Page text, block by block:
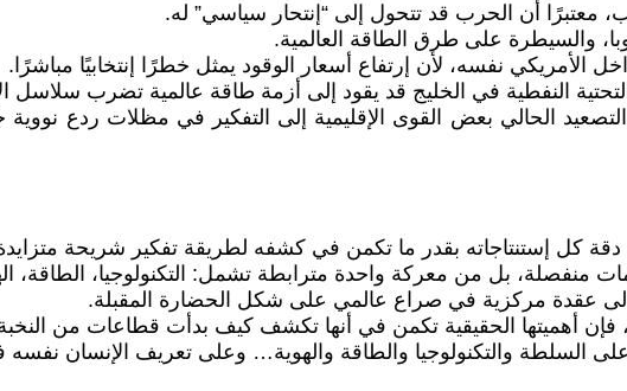
أن الحرب قد تتحول إلى “إنتحار سياسي” له.
والسيطرة على طرق الطاقة العالمية.
الأمريكي نفسه، لأن إرتفاع أسعار الوقود يمثل خطرًا إنتخابيًا مباشرًا.
النفطية في الخليج قد يقود إلى أزمة طاقة عالمية تضرب سلاسل
الحالي بعض القوى الإقليمية إلى التفكير في مظلات ردع
دقة كل إستنتاجاته بقدر ما تكمن في كشفه لطريقة تفكير شريحة
بل من معركة واحدة مترابطة تشمل: التكنولوجيا، الطاقة،
إلى عقدة مركزية في صراع عالمي على شكل الحضارة المقبلة.
فإن أهميتها الحقيقية تكمن في أنها تكشف كيف بدأت قطاعات من
السلطة والتكنولوجيا والطاقة والهوية… وعلى تعريف الإنسان